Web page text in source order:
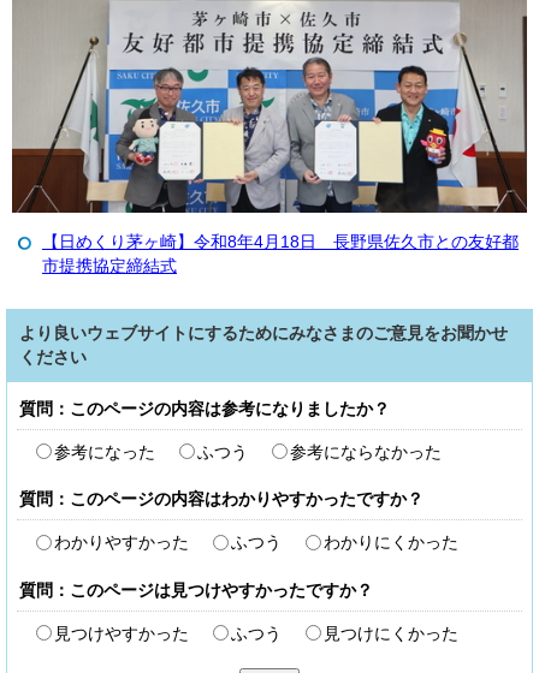
【日めくり茅ヶ崎】令和8年4月18日 長野県佐久市との友好都
市提携協定締結式
より良いウェブサイトにするためにみなさまのご意見をお聞かせ
ください
質問：このページの内容は参考になりましたか？
参考になった ふつう 参考にならなかった
質問：このページの内容はわかりやすかったですか？
わかりやすかった ふつう わかりにくかった
質問：このページは見つけやすかったですか？
見つけやすかった ふつう 見つけにくかった